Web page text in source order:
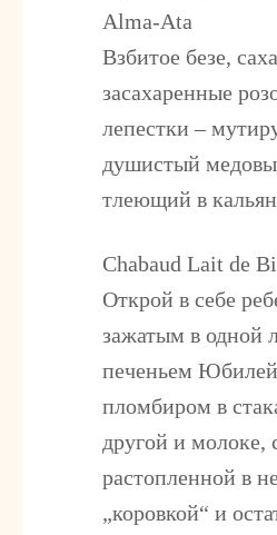
Alma-Ata
Взбитое безе,
засахаренные
лепестки –
душистый
тлеющий в
Chabaud Lait de
Открой в себе
зажатым в одной
печеньем
пломбиром в
другой и молоке,
растопленной в
„коровкой“ и